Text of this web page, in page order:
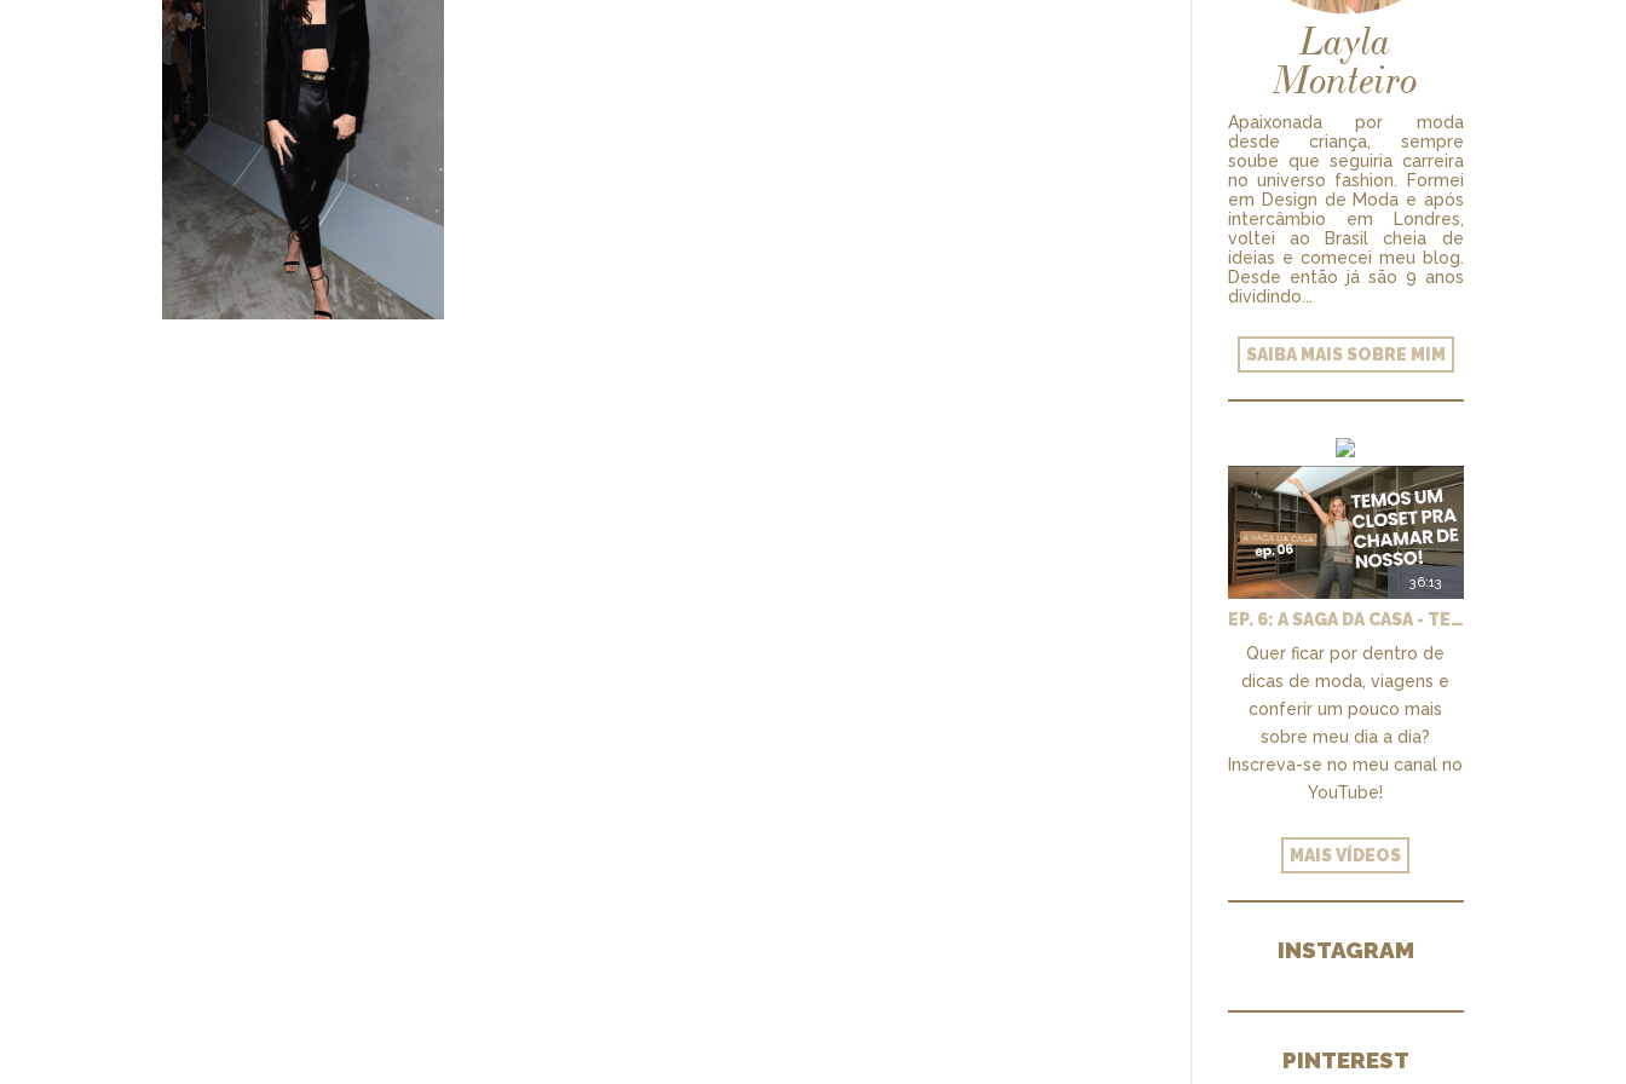
Layla
Monteiro
Apaixonada por moda
desde criança, sempre
soube que seguiria carreira
no universo fashion. Formei
em Design de Moda e após
intercâmbio em Londres,
voltei ao Brasil cheia de
ideias e comecei meu blog.
Desde então já são 9 anos
dividindo...
SAIBA MAIS SOBRE MIM
36:13
EP. 6: A SAGA DA CASA - TEMOS UM CLOSET PRA CHAMAR DE NOSSO + MARCENARIA E PAISAGISMO
Quer ficar por dentro de
dicas de moda, viagens e
conferir um pouco mais
sobre meu dia a dia?
Inscreva-se no meu canal no
YouTube!
MAIS VÍDEOS
INSTAGRAM
PINTEREST